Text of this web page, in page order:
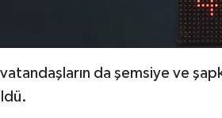
vatandaşların da şemsiye ve